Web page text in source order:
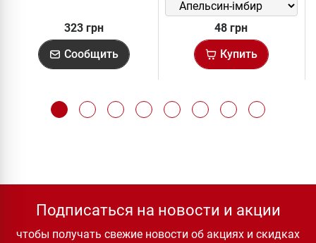
323 грн
Сообщить
48 грн
Купить
Подписаться на новости и акции
чтобы получать свежие новости об акциях и скидках